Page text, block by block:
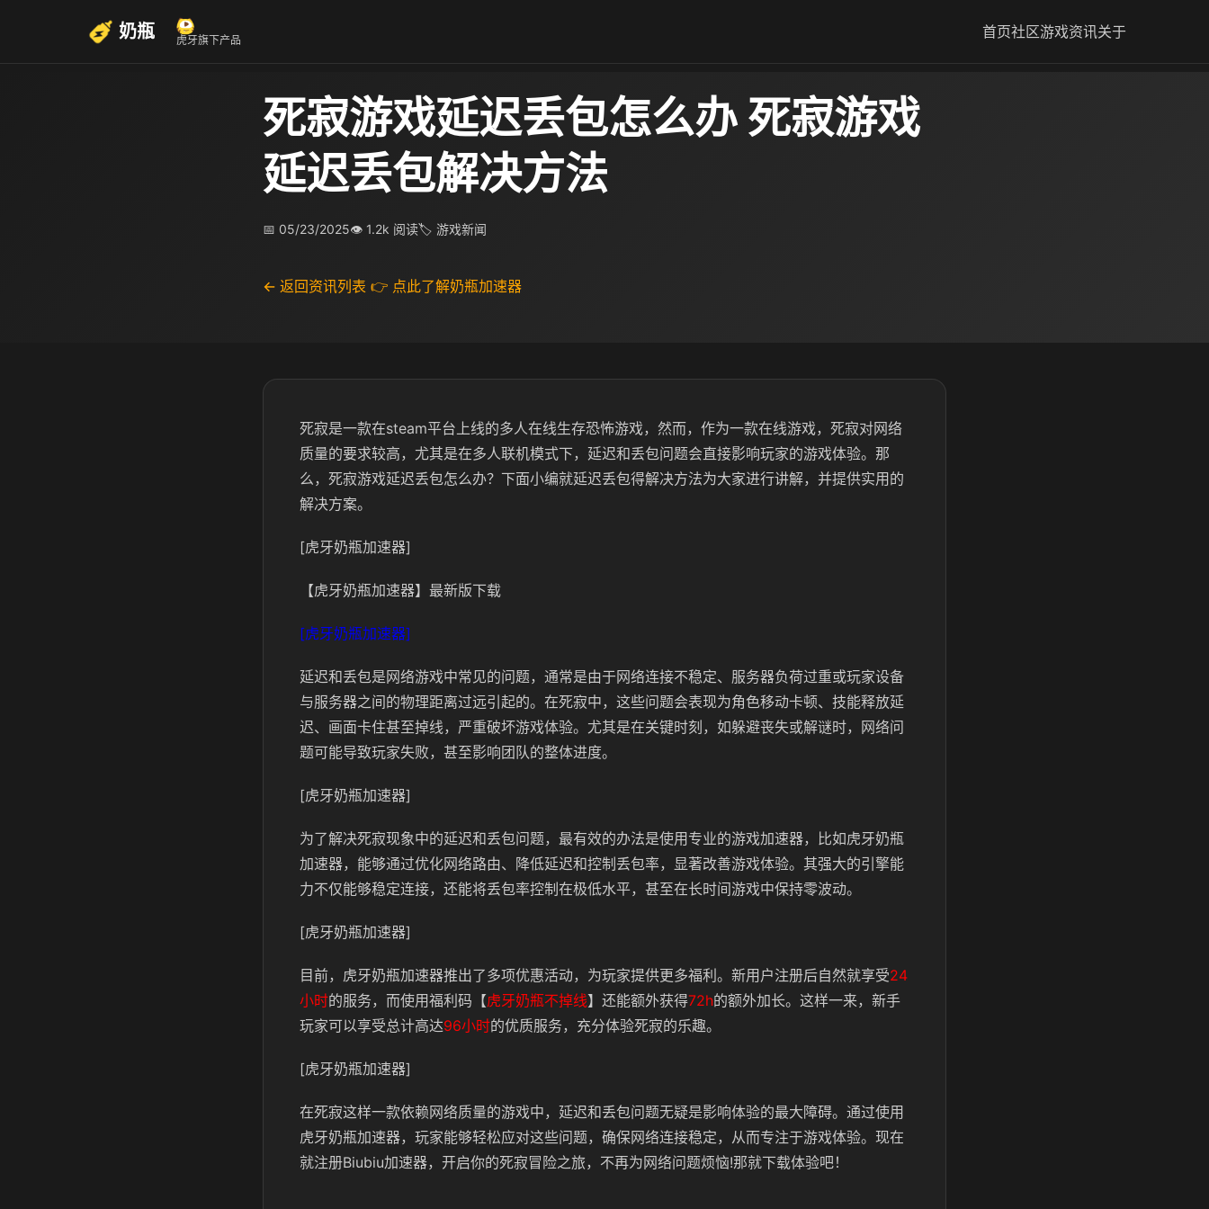
奶瓶 虎牙旗下产品 首页社区游戏资讯关于
死寂游戏延迟丢包怎么办 死寂游戏
延迟丢包解决方法
📅 05/23/2025👁 1.2k 阅读🏷 游戏新闻
← 返回资讯列表 👉 点此了解奶瓶加速器
死寂是一款在steam平台上线的多人在线生存恐怖游戏，然而，作为一款在线游戏，死寂对网络
质量的要求较高，尤其是在多人联机模式下，延迟和丢包问题会直接影响玩家的游戏体验。那
么，死寂游戏延迟丢包怎么办？下面小编就延迟丢包得解决方法为大家进行讲解，并提供实用的
解决方案。
[虎牙奶瓶加速器]
【虎牙奶瓶加速器】最新版下载
[虎牙奶瓶加速器]
延迟和丢包是网络游戏中常见的问题，通常是由于网络连接不稳定、服务器负荷过重或玩家设备
与服务器之间的物理距离过远引起的。 在死寂中，这些问题会表现为角色移动卡顿、技能释放延
迟、画面卡住甚至掉线，严重破坏游戏体验。尤其是在关键时刻，如躲避丧失或解谜时，网络问
题可能导致玩家失败，甚至影响团队的整体进度。
[虎牙奶瓶加速器]
为了解决死寂现象中的延迟和丢包问题，最有效的办法是使用专业的游戏加速器，比如虎牙奶瓶
加速器，能够通过优化网络路由、降低延迟和控制丢包率，显著改善游戏体验。 其强大的引擎能
力不仅能够稳定连接，还能将丢包率控制在极低水平，甚至在长时间游戏中保持零波动。
[虎牙奶瓶加速器]
目前，虎牙奶瓶加速器推出了多项优惠活动，为玩家提供更多福利。新用户注册后自然就享受24
小时的服务，而使用福利码【虎牙奶瓶不掉线】还能额外获得72h的额外加长。这样一来，新手
玩家可以享受总计高达96小时的优质服务，充分体验死寂的乐趣。
[虎牙奶瓶加速器]
在死寂这样一款依赖网络质量的游戏中，延迟和丢包问题无疑是影响体验的最大障碍。 通过使用
虎牙奶瓶加速器，玩家能够轻松应对这些问题，确保网络连接稳定，从而专注于游戏体验。 现在
就注册Biubiu加速器，开启你的死寂冒险之旅，不再为网络问题烦恼!那就下载体验吧！